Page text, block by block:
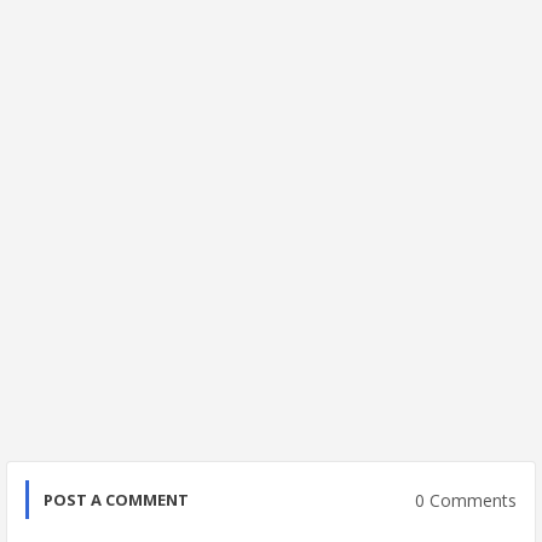
POST A COMMENT 0 Comments